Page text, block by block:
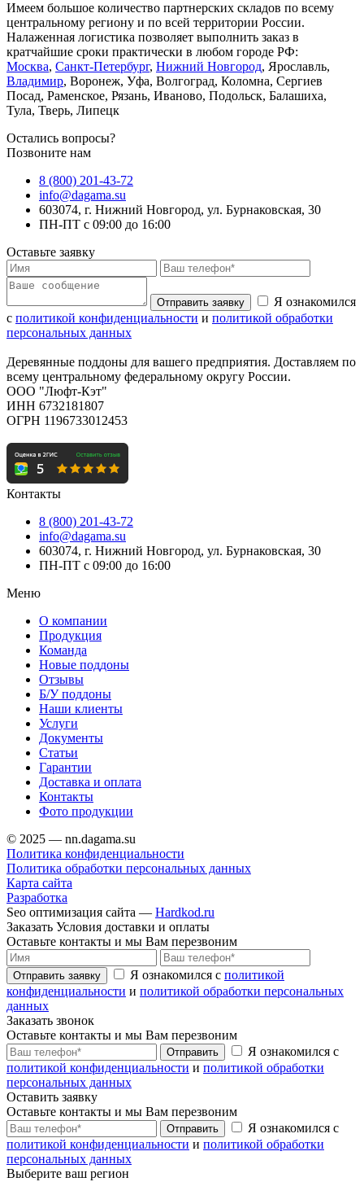
Имеем большое количество партнерских складов по всему
центральному региону и по всей территории России.
Налаженная логистика позволяет выполнить заказ в
кратчайшие сроки практически в любом городе РФ:
Москва, Санкт-Петербург, Нижний Новгород, Ярославль,
Владимир, Воронеж, Уфа, Волгоград, Коломна, Сергиев
Посад, Раменское, Рязань, Иваново, Подольск, Балашиха,
Тула, Тверь, Липецк
Остались вопросы?
Позвоните нам
8 (800) 201-43-72
info@dagama.su
603074, г. Нижний Новгород, ул. Бурнаковская, 30
ПН-ПТ с 09:00 до 16:00
Оставьте заявку
Отправить заявку
Я ознакомился
с политикой конфиденциальности и политикой обработки
персональных данных
Деревянные поддоны для вашего предприятия. Доставляем по
всему центральному федеральному округу России.
ООО "Люфт-Кэт"
ИНН 6732181807
ОГРН 1196733012453
Контакты
8 (800) 201-43-72
info@dagama.su
603074, г. Нижний Новгород, ул. Бурнаковская, 30
ПН-ПТ с 09:00 до 16:00
Меню
О компании
Продукция
Команда
Новые поддоны
Отзывы
Б/У поддоны
Наши клиенты
Услуги
Документы
Статьи
Гарантии
Доставка и оплата
Контакты
Фото продукции
© 2025 — nn.dagama.su
Политика конфиденциальности
Политика обработки персональных данных
Карта сайта
Разработка
Seo оптимизация сайта — Hardkod.ru
Заказать Условия доставки и оплаты
Оставьте контакты и мы Вам перезвоним
Отправить заявку Я ознакомился с политикой
конфиденциальности и политикой обработки персональных
данных
Заказать звонок
Оставьте контакты и мы Вам перезвоним
Отправить
Я ознакомился с
политикой конфиденциальности и политикой обработки
персональных данных
Оставить заявку
Оставьте контакты и мы Вам перезвоним
Отправить
Я ознакомился с
политикой конфиденциальности и политикой обработки
персональных данных
Выберите ваш регион